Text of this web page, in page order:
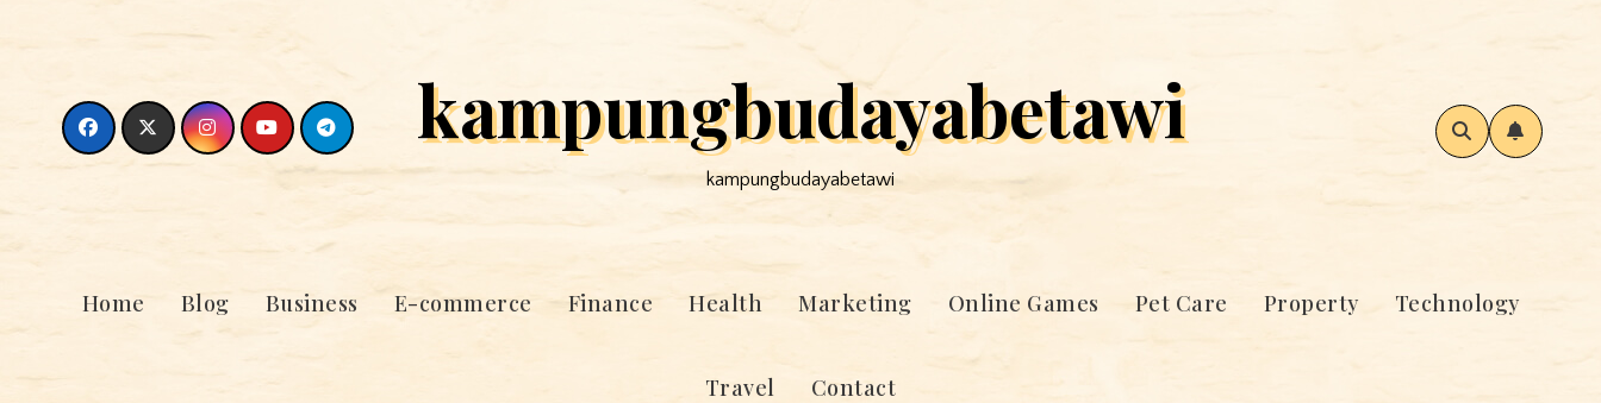
kampungbudayabetawi
kampungbudayabetawi
Home Blog Business E-commerce Finance Health Marketing Online Games Pet Care Property Technology
Travel Contact